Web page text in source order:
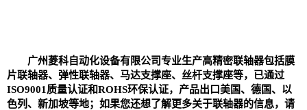
广州菱科自动化设备有限公司专业生产高精密联轴器包括膜
片联轴器、 弹性联轴器、 马达支撑座、丝杆支撑座等，已通过
ISO9001质量认证和ROHS环保认证，产品出口美国、德国、以
色列、新加坡等地；如果您还想了解更多关于联轴器的信息，请